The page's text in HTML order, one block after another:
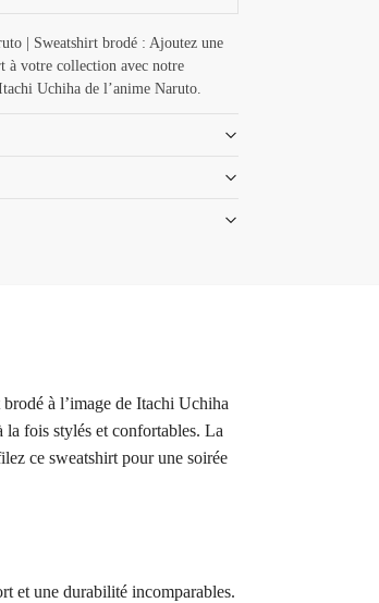
| Sweatshirt brodé : Ajoutez une
à votre collection avec notre
Uchiha de l’anime Naruto.
à l’image de Itachi Uchiha
la fois stylés et confortables. La
ce sweatshirt pour une soirée
et une durabilité incomparables.